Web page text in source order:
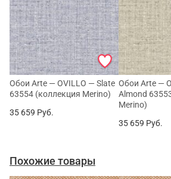
Обои Arte — OVILLO — Slate
63554 (коллекция Merino)
35 659 Руб.
Обои Arte —
Almond
Merino)
35 659 Руб.
Похожие товары